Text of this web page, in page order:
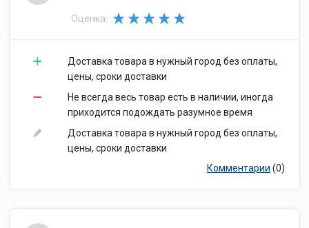
Оценка:
Доставка товара в нужный город без оплаты,
цены, сроки доставки
Не всегда весь товар есть в наличии, иногда
приходится подождать разумное время
Доставка товара в нужный город без оплаты,
цены, сроки доставки
Комментарии (0)